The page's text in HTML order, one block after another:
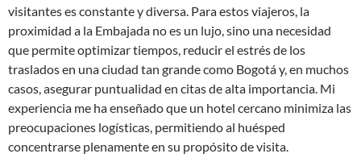
visitantes es constante y diversa. Para estos viajeros, la
proximidad a la Embajada no es un lujo, sino una necesidad
que permite optimizar tiempos, reducir el estrés de los
traslados en una ciudad tan grande como Bogotá y, en muchos
casos, asegurar puntualidad en citas de alta importancia. Mi
experiencia me ha enseñado que un hotel cercano minimiza las
preocupaciones logísticas, permitiendo al huésped
concentrarse plenamente en su propósito de visita.